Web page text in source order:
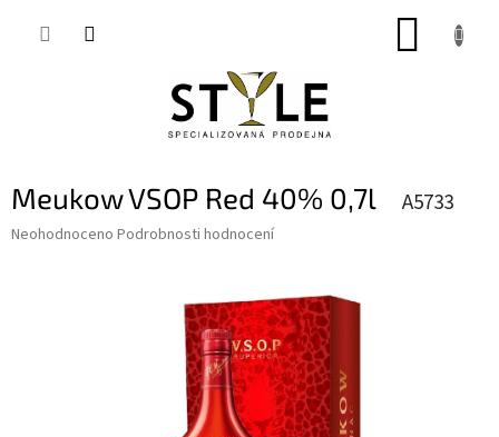
Meukow VSOP Red 40% 0,7l A5733
Průměrné
Neohodnoceno Podrobnosti hodnocení